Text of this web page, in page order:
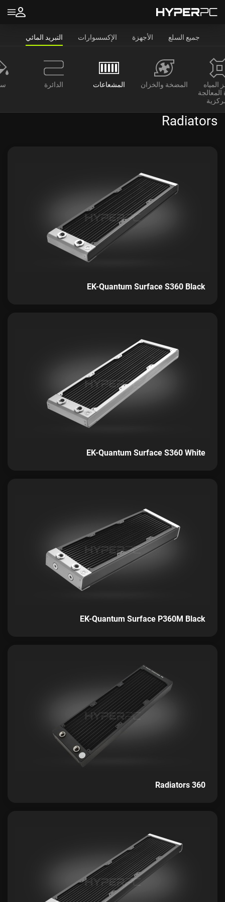
جميع السلع الأجهزة الإكسسوارات التبريد المائي
المياه
المضخة والخزان المشعاعات الدائرة
Radiators
EK-Quantum Surface S360 Black
EK-Quantum Surface S360 White
EK-Quantum Surface P360M Black
Radiators 360